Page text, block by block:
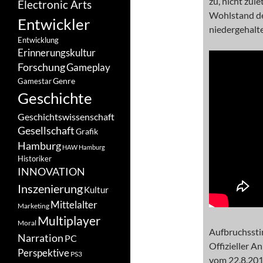
Wohlstand
Offizieller
vom
Electronic Arts
Entwickler
Entwicklung
Erinnerungskultur
ForschungGameplay
GamestarGenre
Geschichte
Geschichtswissenschaft
GesellschaftGrafik
Hamburg HAW Hamburg
Historiker
INNOVATION
InszenierungKultur
Marketing Mittelalter
Moral Multiplayer
Narration PC
Perspektive PS3